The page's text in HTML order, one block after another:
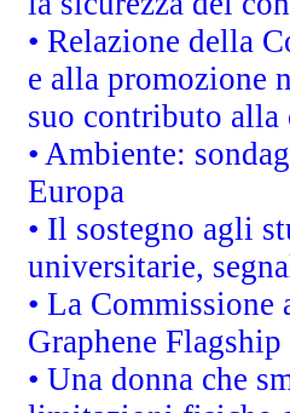
• Relazione della
e alla promozione
suo contributo
• Ambiente:
Europa
• Il sostegno agli
universitarie,
• La
Graphene
• Una donna che